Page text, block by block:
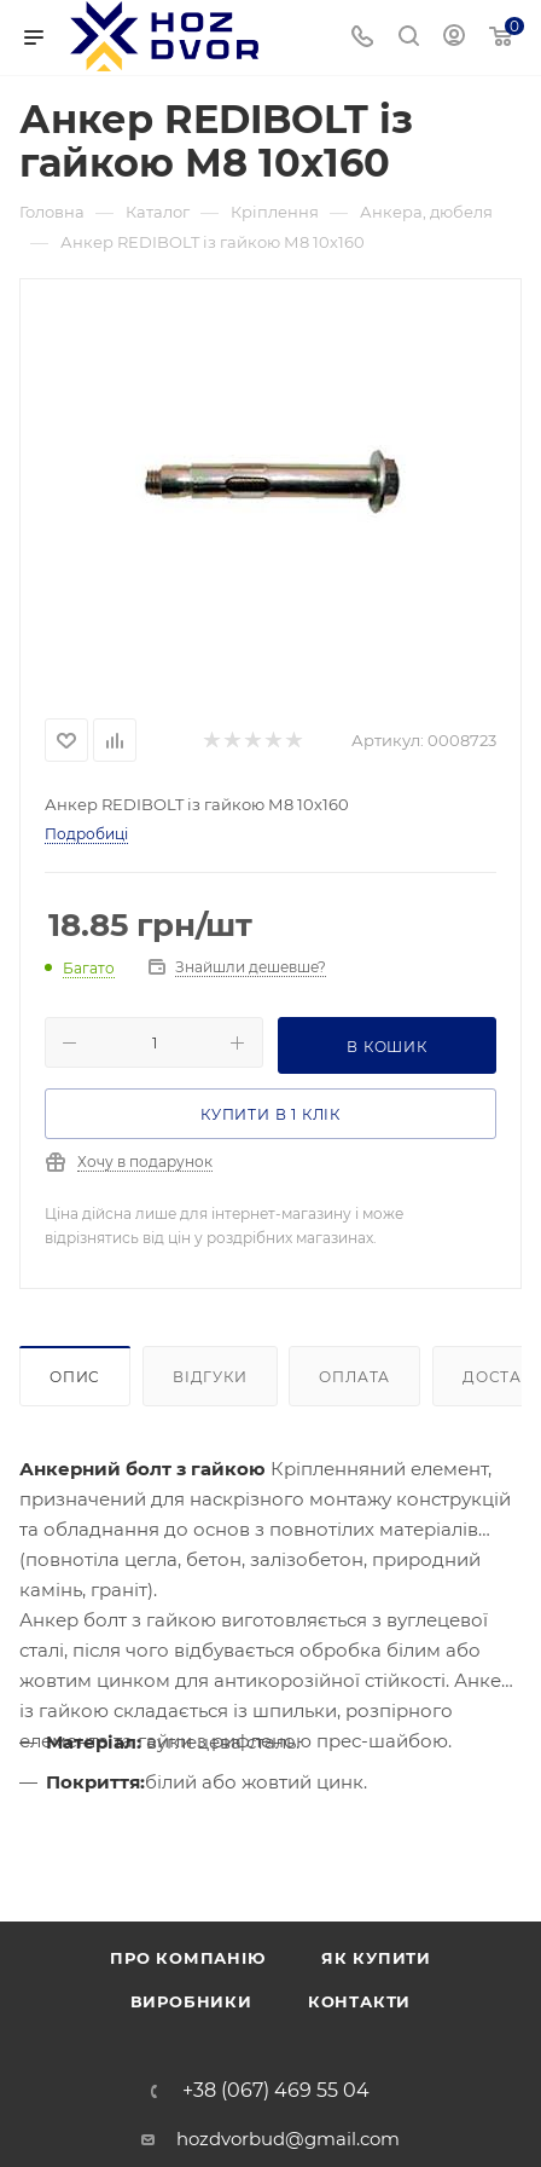
0
Анкер REDIBOLT із
гайкою М8 10х160
Головна — Каталог — Кріплення — Анкера, дюбеля
— Анкер REDIBOLT із гайкою М8 10х160
Артикул: 0008723
Анкер REDIBOLT із гайкою М8 10х160
Подробиці
18.85 грн/шт
Багато Знайшли дешевше?
В КОШИК
КУПИТИ В 1 КЛІК
Хочу в подарунок
Ціна дійсна лише для інтернет-магазину і може
відрізнятись від цін у роздрібних магазинах.
ОПИС ВІДГУКИ ОПЛАТА
Анкерний болт з гайкою Кріпленняний елемент,
призначений для наскрізного монтажу конструкцій
та обладнання до основ з повнотілих матеріалів
(повнотіла цегла, бетон, залізобетон, природний
камінь, граніт).
Анкер болт з гайкою виготовляється з вуглецевої
сталі, після чого відбувається обробка білим або
жовтим цинком для антикорозійної стійкості. Анкер
із гайкою складається із шпильки, розпірного
елемента та гайки з рифленою прес-шайбою.
Матеріал:вуглецева сталь.
Покриття:білий або жовтий цинк.
ПРО КОМПАНІЮ ЯК КУПИТИ
ВИРОБНИКИ КОНТАКТИ
+38 (067) 469 55 04
hozdvorbud@gmail.com